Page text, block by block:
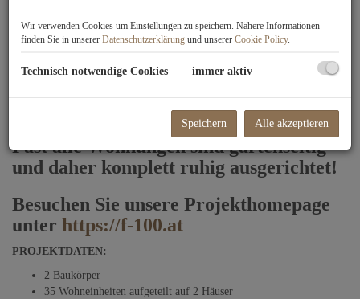
Beschreibung
Ästhetische Architektur in
harmonischer Grünlage - Ein Zuhause,
das Geborgenheit und Freiraum gibt.
Fast alle Wohnungen sind gartenseitig
und daher komplett ruhig ausgerichtet!
Besuchen Sie unsere Projekthomepage
unter https://f-100.at
PROJEKTDATEN:
2 Baukörper
35 Wohneinheiten aufgeteilt auf 2 Häuser
Wir verwenden Cookies um Einstellungen zu speichern. Nähere Informationen
finden Sie in unserer Datenschutzerklärung und unserer Cookie Policy.
Technisch notwendige Cookies immer aktiv
Speichern Alle akzeptieren